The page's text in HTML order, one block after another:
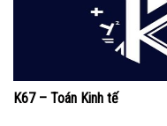
K67 – Toán Kinh tế